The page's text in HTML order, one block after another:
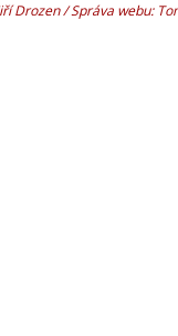
Drozen / Správa webu: